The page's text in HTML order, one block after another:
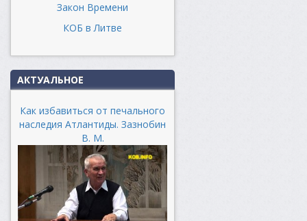
Закон Времени
КОБ в Литве
АКТУАЛЬНОЕ
Как избавиться от печального
наследия Атлантиды. Зазнобин
В. М.